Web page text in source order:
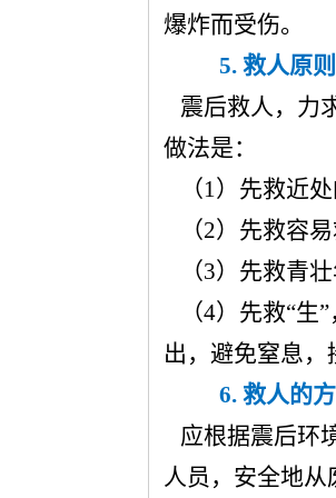
爆炸而受伤。
5. 救人原
震后救人，力
做法是：
（1）先救近处
（2）先救容易
（3）先救青壮
（4）先救“生
出，避免窒息，
6. 救人的
应根据震后环
人员，安全地从